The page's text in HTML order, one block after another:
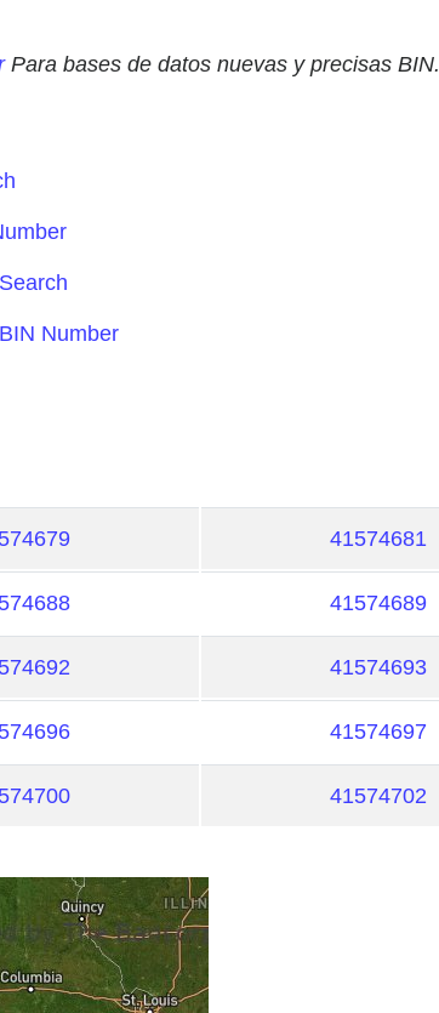
Para bases de datos nuevas y precisas BIN.
Number
41574681
41574689
41574693
41574697
41574702